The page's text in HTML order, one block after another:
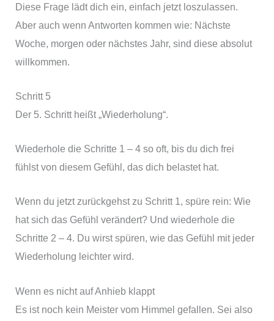
Diese Frage lädt dich ein, einfach jetzt loszulassen.
Aber auch wenn Antworten kommen wie: Nächste
Woche, morgen oder nächstes Jahr, sind diese absolut
willkommen.
Schritt 5
Der 5. Schritt heißt „Wiederholung“.
Wiederhole die Schritte 1 – 4 so oft, bis du dich frei
fühlst von diesem Gefühl, das dich belastet hat.
Wenn du jetzt zurückgehst zu Schritt 1, spüre rein: Wie
hat sich das Gefühl verändert? Und wiederhole die
Schritte 2 – 4. Du wirst spüren, wie das Gefühl mit jeder
Wiederholung leichter wird.
Wenn es nicht auf Anhieb klappt
Es ist noch kein Meister vom Himmel gefallen. Sei also